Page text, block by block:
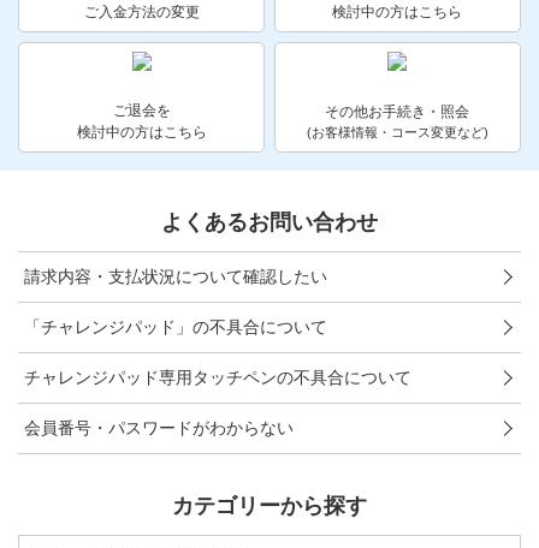
よくある質問・お問い合わせ
カテゴリーから探す
お問い合わせ窓口
他の講座のよくある質問・手続きはこちら
こどもちゃれんじ
進研ゼミ 中学講座 中高一貫
進研ゼミ 高校講座
進研ゼミ中学講座のご紹介はこちら
ご入金方法の変更
検討中の方はこちら
ご退会を
検討中の方はこちら
その他お手続き・照会
(お客様情報・コース変更など)
よくあるお問い合わせ
請求内容・支払状況について確認したい
「チャレンジパッド」の不具合について
チャレンジパッド専用タッチペンの不具合について
会員番号・パスワードがわからない
カテゴリーから探す